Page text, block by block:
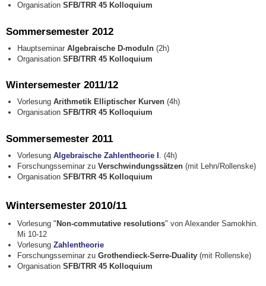
OrganisationSFB/TRR 45 Kolloquium
Sommersemester 2012
HauptseminarAlgebraische D-moduln(2h)
OrganisationSFB/TRR 45 Kolloquium
Wintersemester 2011/12
VorlesungArithmetik Elliptischer Kurven (4h)
OrganisationSFB/TRR 45 Kolloquium
Sommersemester 2011
VorlesungAlgebraische Zahlentheorie I . (4h)
Forschungsseminar zuVerschwindungssätzen(mit Lehn/Rollenske)
OrganisationSFB/TRR 45 Kolloquium
Wintersemester 2010/11
Vorlesung " Non-commutative resolutions" von Alexander Samokhin.
Mi 10-12
VorlesungZahlentheorie
Forschungsseminar zuGrothendieck-Serre-Duality(mit Rollenske)
OrganisationSFB/TRR 45 Kolloquium